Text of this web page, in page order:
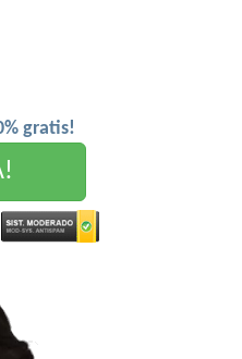
gratis!